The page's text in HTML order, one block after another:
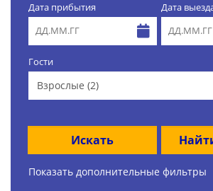
Дата прибытия Дата
Гости
Взрослые (2)
Искать
Показать дополнительные фильтры